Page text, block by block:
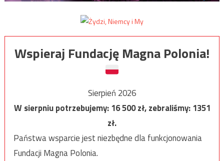
Wspieraj Fundację Magna Polonia!
Sierpień 2026
W sierpniu potrzebujemy:16 500zł, zebraliśmy:1351
zł.
Państwa wsparcie jest niezbędne dla funkcjonowania
Fundacji Magna Polonia.